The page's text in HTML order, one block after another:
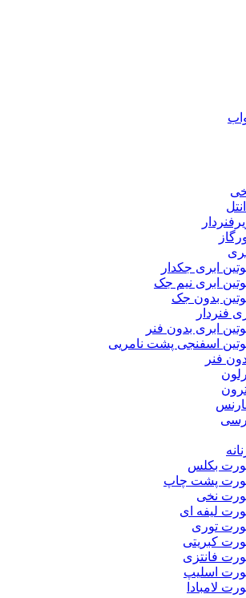
ابری جکدار
ابری نیم جک
بدون جک
فنردار
ابری بدون فنر
اسفنجی پشت نامریی
فنر
بکلس
پشت چاپ
نخی
لیفه ای
توری
کبریتی
فانتزی
اسلیپ
لامبادا